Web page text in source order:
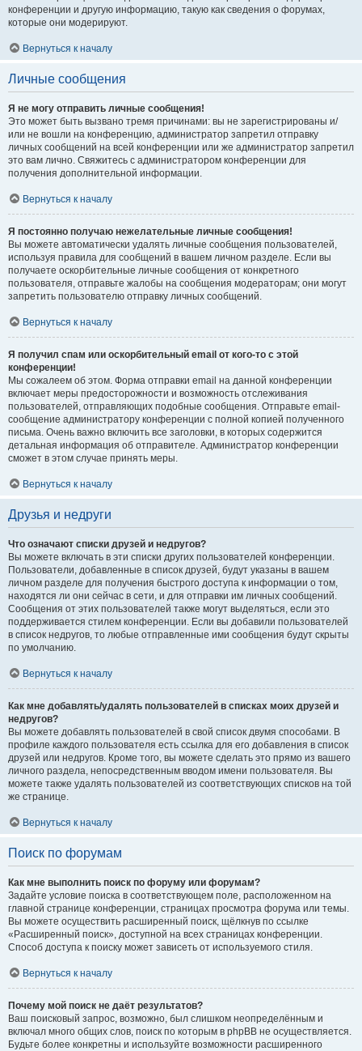
конференции и другую информацию, такую как сведения о форумах,
которые они модерируют.
Вернуться к началу
Личные сообщения
Я не могу отправить личные сообщения!
Это может быть вызвано тремя причинами: вы не зарегистрированы и/
или не вошли на конференцию, администратор запретил отправку
личных сообщений на всей конференции или же администратор запретил
это вам лично. Свяжитесь с администратором конференции для
получения дополнительной информации.
Вернуться к началу
Я постоянно получаю нежелательные личные сообщения!
Вы можете автоматически удалять личные сообщения пользователей,
используя правила для сообщений в вашем личном разделе. Если вы
получаете оскорбительные личные сообщения от конкретного
пользователя, отправьте жалобы на сообщения модераторам; они могут
запретить пользователю отправку личных сообщений.
Вернуться к началу
Я получил спам или оскорбительный email от кого-то с этой
конференции!
Мы сожалеем об этом. Форма отправки email на данной конференции
включает меры предосторожности и возможность отслеживания
пользователей, отправляющих подобные сообщения. Отправьте email-
сообщение администратору конференции с полной копией полученного
письма. Очень важно включить все заголовки, в которых содержится
детальная информация об отправителе. Администратор конференции
сможет в этом случае принять меры.
Вернуться к началу
Друзья и недруги
Что означают списки друзей и недругов?
Вы можете включать в эти списки других пользователей конференции.
Пользователи, добавленные в список друзей, будут указаны в вашем
личном разделе для получения быстрого доступа к информации о том,
находятся ли они сейчас в сети, и для отправки им личных сообщений.
Сообщения от этих пользователей также могут выделяться, если это
поддерживается стилем конференции. Если вы добавили пользователей
в список недругов, то любые отправленные ими сообщения будут скрыты
по умолчанию.
Вернуться к началу
Как мне добавлять/удалять пользователей в списках моих друзей и
недругов?
Вы можете добавлять пользователей в свой список двумя способами. В
профиле каждого пользователя есть ссылка для его добавления в список
друзей или недругов. Кроме того, вы можете сделать это прямо из вашего
личного раздела, непосредственным вводом имени пользователя. Вы
можете также удалять пользователей из соответствующих списков на той
же странице.
Вернуться к началу
Поиск по форумам
Как мне выполнить поиск по форуму или форумам?
Задайте условие поиска в соответствующем поле, расположенном на
главной странице конференции, страницах просмотра форума или темы.
Вы можете осуществить расширенный поиск, щёлкнув по ссылке
«Расширенный поиск», доступной на всех страницах конференции.
Способ доступа к поиску может зависеть от используемого стиля.
Вернуться к началу
Почему мой поиск не даёт результатов?
Ваш поисковый запрос, возможно, был слишком неопределённым и
включал много общих слов, поиск по которым в phpBB не осуществляется.
Будьте более конкретны и используйте возможности расширенного